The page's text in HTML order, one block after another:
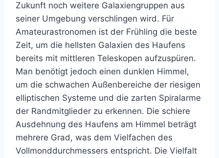
Zukunft noch weitere Galaxiengruppen aus
seiner Umgebung verschlingen wird. Für
Amateurastronomen ist der Frühling die beste
Zeit, um die hellsten Galaxien des Haufens
bereits mit mittleren Teleskopen aufzuspüren.
Man benötigt jedoch einen dunklen Himmel,
um die schwachen Außenbereiche der riesigen
elliptischen Systeme und die zarten Spiralarme
der Randmitglieder zu erkennen. Die schiere
Ausdehnung des Haufens am Himmel beträgt
mehrere Grad, was dem Vielfachen des
Vollmonddurchmessers entspricht. Die Vielfalt